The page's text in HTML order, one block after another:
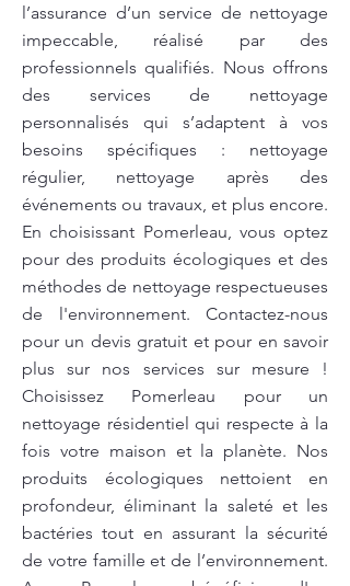
l’assurance d’un service de nettoyage
impeccable, réalisé par des
professionnels qualifiés. Nous offrons
des services de nettoyage
personnalisés qui s’adaptent à vos
besoins spécifiques : nettoyage
régulier, nettoyage après des
événements ou travaux, et plus encore.
En choisissant Pomerleau, vous optez
pour des produits écologiques et des
méthodes de nettoyage respectueuses
de l'environnement. Contactez-nous
pour un devis gratuit et pour en savoir
plus sur nos services sur mesure !
Choisissez Pomerleau pour un
nettoyage résidentiel qui respecte à la
fois votre maison et la planète. Nos
produits écologiques nettoient en
profondeur, éliminant la saleté et les
bactéries tout en assurant la sécurité
de votre famille et de l’environnement.